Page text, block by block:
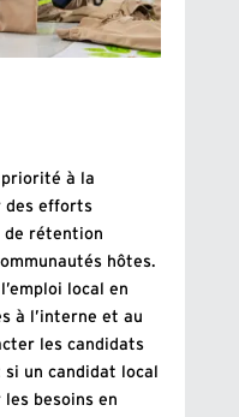
priorité à la
des efforts
de rétention
hôtes.
local en
à l’interne et au
les candidats
un candidat local
les besoins en